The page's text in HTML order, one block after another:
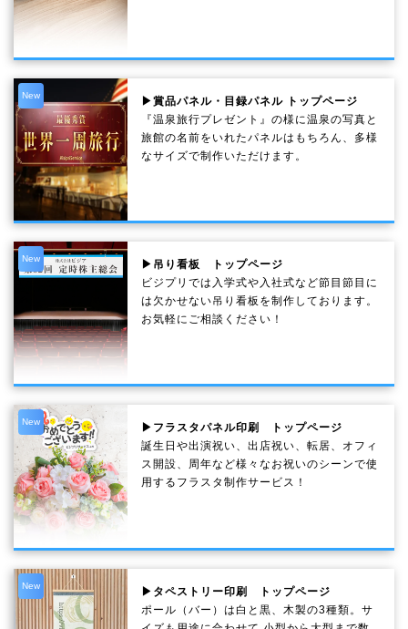
New
▶賞品パネル・目録パネル トップページ
『温泉旅行プレゼント』の様に温泉の写真と
旅館の名前をいれたパネルはもちろん、多様
なサイズで制作いただけます。
New
▶吊り看板 トップページ
ビジプリでは入学式や入社式など節目節目に
は欠かせない吊り看板を制作しております。
お気軽にご相談ください！
New
▶フラスタパネル印刷 トップページ
誕生日や出演祝い、出店祝い、転居、オフィ
ス開設、周年など様々なお祝いのシーンで使
用するフラスタ制作サービス！
New
▶タペストリー印刷 トップページ
ポール（バー）は白と黒、木製の3種類。サ